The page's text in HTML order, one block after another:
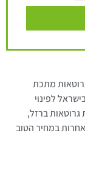
מתכת
לפינוי
גרוטאות ברזל,
אחרות במחיר הטוב